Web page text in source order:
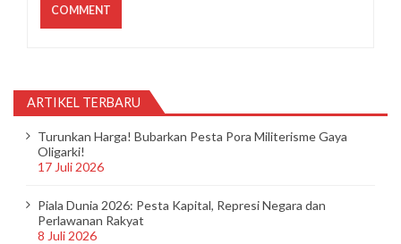
ARTIKEL TERBARU
Turunkan Harga! Bubarkan Pesta Pora Militerisme Gaya
Oligarki!
17 Juli 2026
Piala Dunia 2026: Pesta Kapital, Represi Negara dan
Perlawanan Rakyat
8 Juli 2026